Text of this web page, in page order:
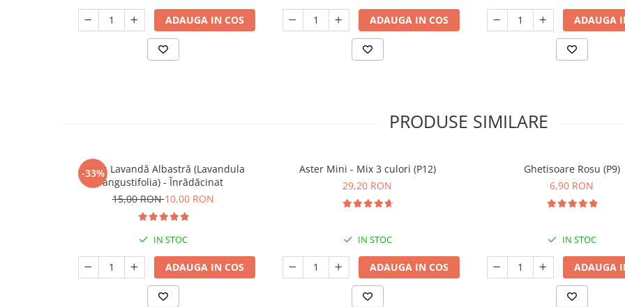
ADAUGA IN COS ADAUGA IN COS ADAUGA
PRODUSE SIMILARE
-33%
Butaș Lavandă Albastră (Lavandula
angustifolia) - Înrădăcinat
15,00 RON10,00 RON
IN STOC
ADAUGA IN COS
Aster Mini - Mix 3 culori (P12)
29,20 RON
IN STOC
ADAUGA IN COS
Ghetisoare Rosu (P9)
6,90 RON
IN STOC
ADAUGA